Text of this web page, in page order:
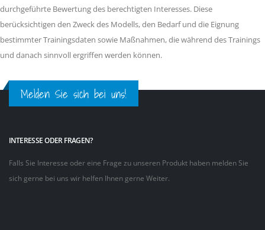
durchgeführte Bewertung des berechtigten Interesses. Diese
berücksichtigen den Zweck des Modells, den Bedarf und die Eignung
bestimmter Trainingsdaten sowie Maßnahmen, die während des Trainings
und danach sinnvoll ergriffen werden können.
Melden Sie sich bei uns!
INTERESSE ODER FRAGEN?
Falls Sie Interesse oder eine Frage zu unseren Produkt haben melden Sie
sich gerne bei uns wir helfen Ihnen gerne Weiter.